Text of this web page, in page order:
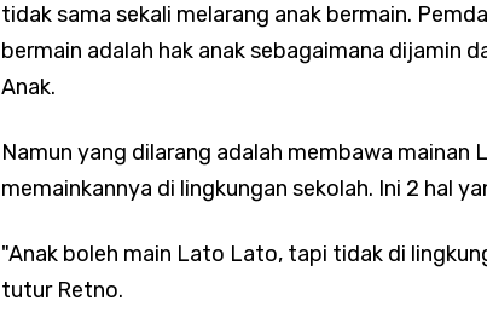
tidak sama sekali melarang anak bermain.
bermain adalah hak anak sebagaimana dijamin
Anak.
Namun yang dilarang adalah membawa mainan
memainkannya di lingkungan sekolah. Ini 2 hal
"Anak boleh main Lato Lato, tapi tidak di
tutur Retno.